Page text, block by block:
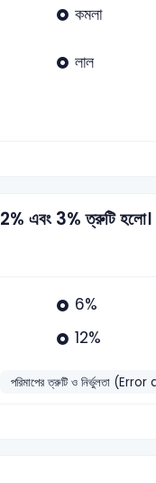
কমলা
লাল
এবং 3% ত্রুটি হলো।
6%
12%
পরিমাপের ত্রুটি ও নির্ভুলতা